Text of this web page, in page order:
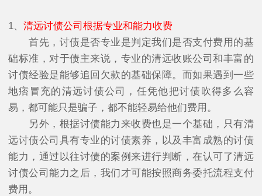
1、 清远讨债公司根据专业和能力收费
首先，讨债是否专业是判定我们是否支付费用的基
础标准，对于债主来说，专业的清远收账公司和丰富的
讨债经验是能够追回欠款的基础保障。而如果遇到一些
地痞冒充的清远讨债公司，任凭他把讨债吹得多么容
易，都可能只是骗子，都不能轻易给他们费用。
另外，根据讨债能力来收费也是一个基础，只有清
远讨债公司具有专业的讨债素养，以及丰富成熟的讨债
能力，通过以往讨债的案例来进行判断，在认可了清远
讨债公司能力之后，我们才可能按照商务委托流程支付
费用。